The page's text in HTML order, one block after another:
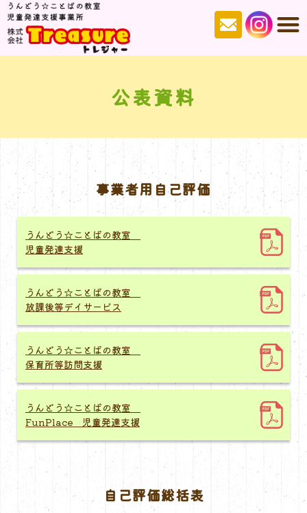
公表資料
事業者用自己評価
うんどう☆ことばの教室
児童発達支援
うんどう☆ことばの教室
放課後等デイサービス
うんどう☆ことばの教室
保育所等訪問支援
うんどう☆ことばの教室
FunPlace 児童発達支援
自己評価総括表